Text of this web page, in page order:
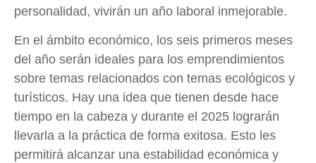
personalidad, vivirán un año laboral inmejorable.
En el ámbito económico, los seis primeros meses
del año serán ideales para los emprendimientos
sobre temas relacionados con temas ecológicos y
turísticos. Hay una idea que tienen desde hace
tiempo en la cabeza y durante el 2025 lograrán
llevarla a la práctica de forma exitosa. Esto les
permitirá alcanzar una estabilidad económica y